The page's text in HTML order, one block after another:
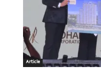
Article